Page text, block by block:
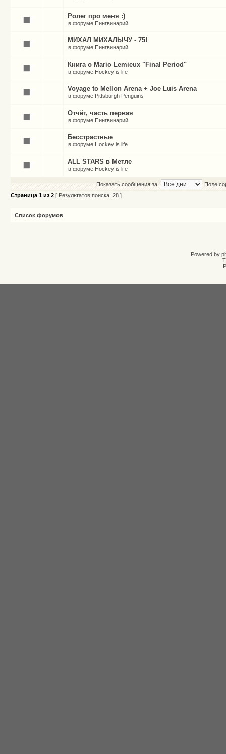
Ролег про меня :)
в форуме Пингвинарий
МИХАЛ МИХАЛЫЧУ - 75!
в форуме Пингвинарий
Книга о Mario Lemieux "Final Period"
в форуме Hockey is life
Voyage to Mellon Arena + Joe Luis Arena
в форуме Pittsburgh Penguins
Отчёт, часть первая
в форуме Пингвинарий
Бесстрастные
в форуме Hockey is life
ALL STARS в Метле
в форуме Hockey is life
Показать сообщения за:
Поле
Страница 1 из 2 [ Результатов поиска: 28 ]
Список форумов
Powered by